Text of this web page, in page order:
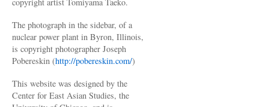
The photograph in the sidebar, of a
nuclear power plant in Byron, Illinois,
is copyright photographer Joseph
Pobereskin (http://pobereskin.com/)
This website was designed by the
Center for East Asian Studies, the